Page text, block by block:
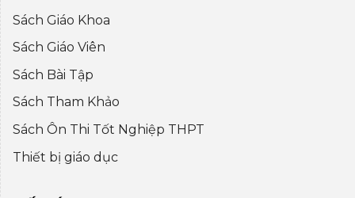
Sách Giáo Khoa
Sách Giáo Viên
Sách Bài Tập
Sách Tham Khảo
Sách Ôn Thi Tốt Nghiệp THPT
Thiết bị giáo dục